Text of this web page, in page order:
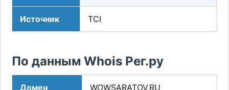
Источник TCI
По данным Whois Рег.ру
Домен WOWSARATOV.RU